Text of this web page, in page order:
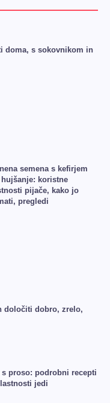
doma, s sokovnikom in
semena s kefirjem
hujšanje: koristne
pijače, kako jo
pregledi
določiti dobro, zrelo,
proso: podrobni recepti
jedi